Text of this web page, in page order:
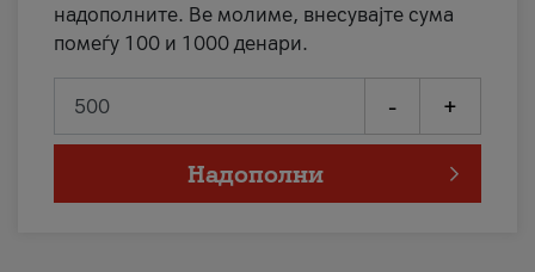
надополните. Ве молиме, внесувајте сума
помеѓу 100 и 1000 денари.
- +
Надополни